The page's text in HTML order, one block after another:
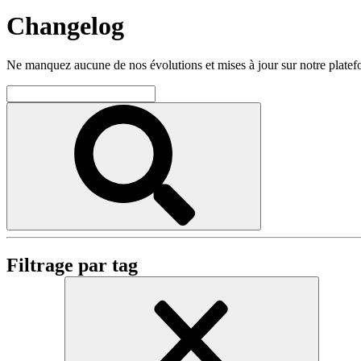
Changelog
Ne manquez aucune de nos évolutions et mises à jour sur notre
Filtrage par tag